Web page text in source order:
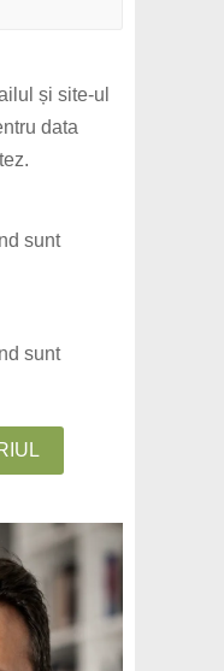
și site-ul
data
sunt
sunt